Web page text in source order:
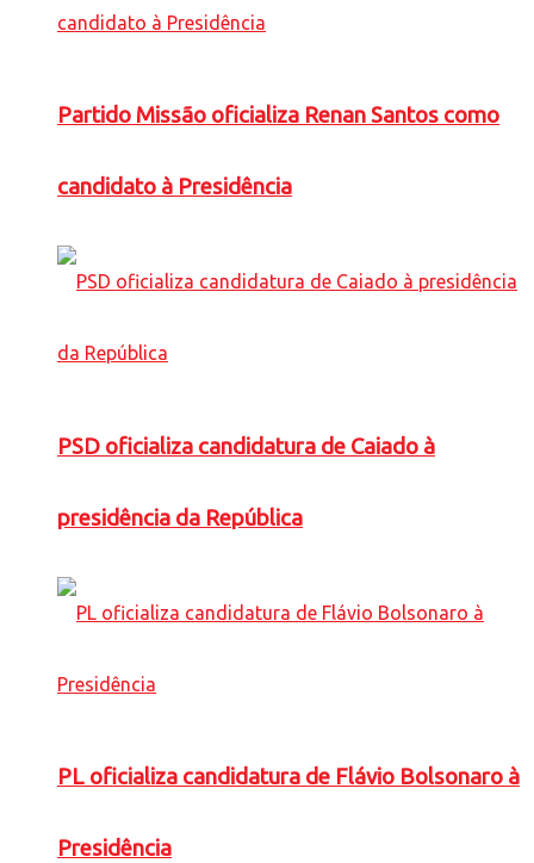
Partido Missão oficializa Renan Santos como
candidato à Presidência
PSD oficializa candidatura de Caiado à
presidência da República
PL oficializa candidatura de Flávio Bolsonaro à
Presidência